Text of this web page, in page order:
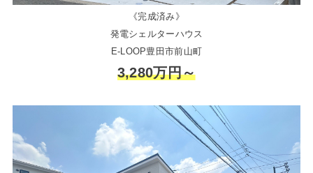
《完成済み》
発電シェルターハウス
E-LOOP豊田市前山町
3,280万円～